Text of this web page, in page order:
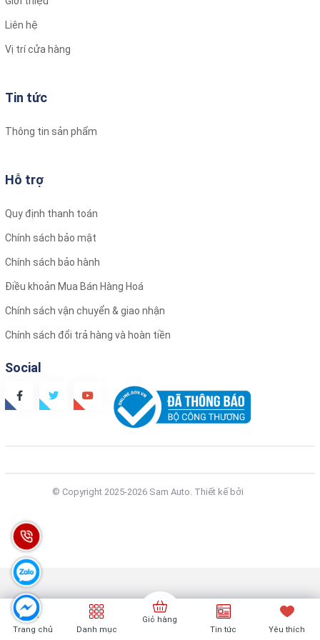
Trang chủ Danh mục
Giỏ hàng
Tin tức
Yêu thích
nhau.
Liên hệ
Vị trí cửa hàng
Tin tức
Thông tin sản phẩm
Hỗ trợ
Quy định thanh toán
Chính sách bảo mật
Chính sách bảo hành
Điều khoản Mua Bán Hàng Hoá
Chính sách vận chuyển & giao nhận
Chính sách đổi trả hàng và hoàn tiền
Social
© Copyright 2025-2026 Sam Auto. Thiết kế bởi